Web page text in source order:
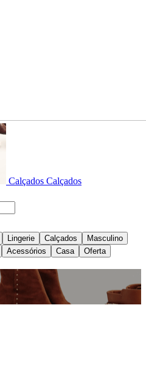
Calçados Calçados
Lingerie Calçados
Masculino
Acessórios Casa Oferta